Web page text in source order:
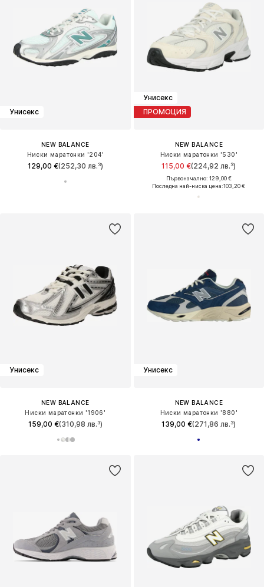
Унисекс
NEW BALANCE
Ниски маратонки '204'
129,00 €(252,30 лв.³)
Унисекс
ПРОМОЦИЯ
NEW BALANCE
Ниски маратонки '530'
115,00 €(224,92 лв.³)
Първоначално: 129,00 €
Последна най-ниска цена:103,20 €
Унисекс
NEW BALANCE
Ниски маратонки '1906'
159,00 €(310,98 лв.³)
Унисекс
NEW BALANCE
Ниски маратонки '880'
139,00 €(271,86 лв.³)